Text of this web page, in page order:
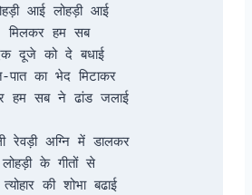
आई लोहड़ी आई
मिलकर हम सब
दूजे को दे बधाई
पात का भेद मिटाकर
हम सब ने ढांड जलाई
रेवड़ी अग्नि में डालकर
लोहड़ी के गीतों से
की शोभा बढाई